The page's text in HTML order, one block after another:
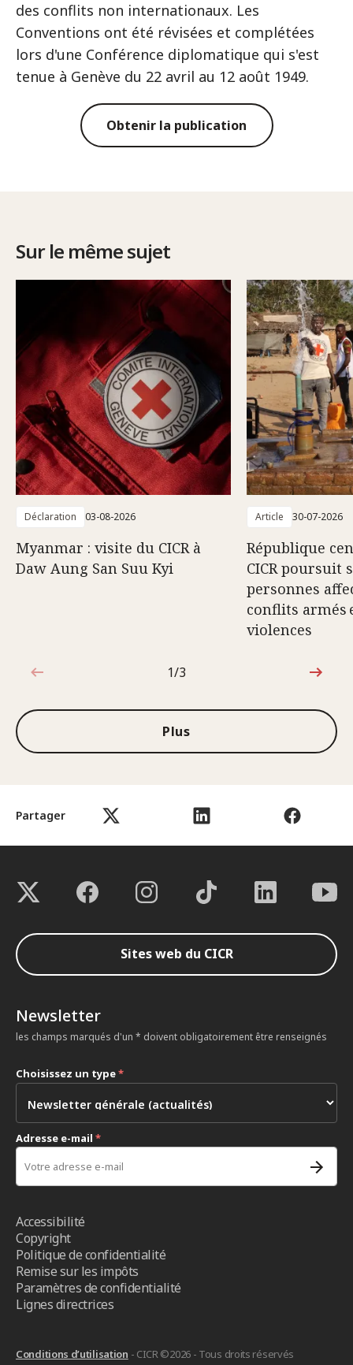
Partager
des conflits non internationaux. Les
Conventions ont été révisées et complétées
lors d'une Conférence diplomatique qui s'est
tenue à Genève du 22 avril au 12 août 1949.
Obtenir la publication
Sur le même sujet
Déclaration 03-08-2026
Myanmar : visite du CICR à
Daw Aung San Suu Kyi
Article 30-07-2026
République
CICR poursuit
personnes
conflits armés
violences
1sur3
1/3
Plus
Sites web du CICR
Newsletter
les champs marqués d'un * doivent obligatoirement être renseignés
Choisissez un type*
Adresse e-mail *
Accessibilité
Copyright
Politique de confidentialité
Remise sur les impôts
Paramètres de confidentialité
Lignes directrices
Conditions d’utilisation - CICR ©2026 - Tous droits réservés